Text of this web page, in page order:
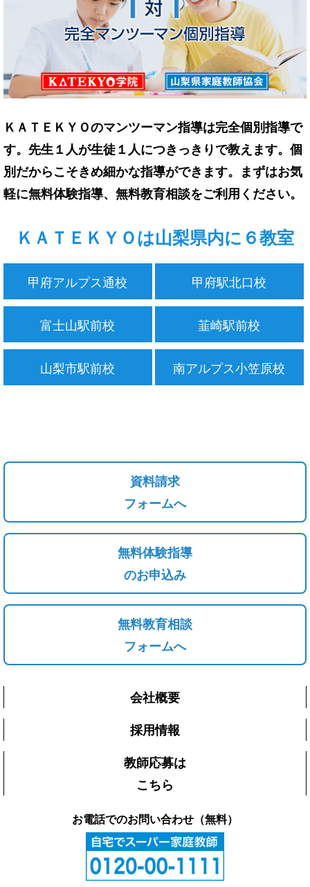
ＫＡＴＥＫＹＯのマンツーマン指導は完全個別指導で
す。先生１人が生徒１人につきっきりで教えます。個
別だからこそきめ細かな指導ができます。まずはお気
軽に無料体験指導、無料教育相談をご利用ください。
ＫＡＴＥＫＹＯは山梨県内に６教室
甲府アルプス通校 甲府駅北口校
富士山駅前校 韮崎駅前校
山梨市駅前校 南アルプス小笠原校
資料請求
フォームへ
無料体験指導
のお申込み
無料教育相談
フォームへ
会社概要
採用情報
教師応募は
こちら
お電話でのお問い合わせ（無料）